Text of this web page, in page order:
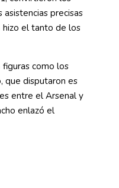
precisas
hizo el tanto de los
como los
que disputaron es
entre el Arsenal y
enlazó el